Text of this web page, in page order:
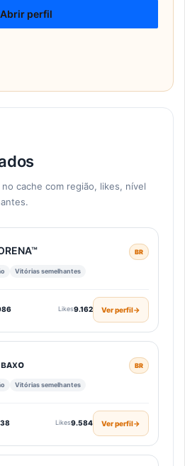
Abrir perfil
cache com região, likes, nível
BR
Vitórias semelhantes
Likes9.162 Ver perfil→
ʙᴀxᴏ BR
Vitórias semelhantes
Likes9.584 Ver perfil→